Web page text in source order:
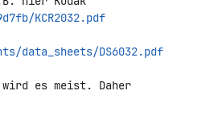
KCR2032.pdf
data_sheets/DS6032.pdf
es meist. Daher